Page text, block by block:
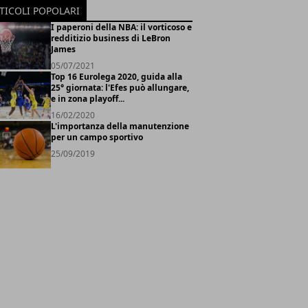
POPOLARI
I paperoni della NBA: il vorticoso e
redditizio business di LeBron
James
05/07/2021
Top 16 Eurolega 2020, guida alla
25° giornata: l'Efes può allungare,
e in zona playoff...
16/02/2020
L'importanza della manutenzione
per un campo sportivo
25/09/2019